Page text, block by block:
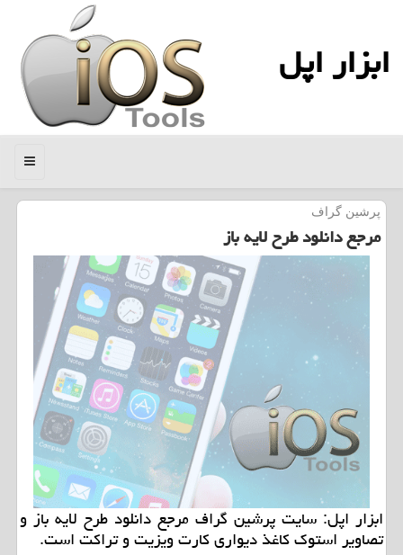
ابزار اپل
منو
پرشین گراف
مرجع دانلود طرح لایه باز
ابزار اپل: سایت پرشین گراف مرجع دانلود طرح لایه باز و
تصاویر استوك كاغذ دیواری كارت ویزیت و تراكت است.